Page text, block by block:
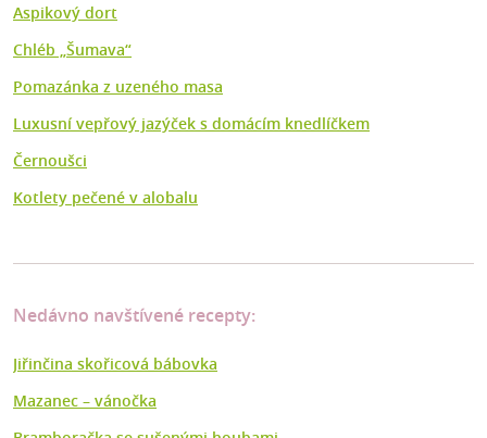
Aspikový dort
Chléb „Šumava“
Pomazánka z uzeného masa
Luxusní vepřový jazýček s domácím knedlíčkem
Černoušci
Kotlety pečené v alobalu
Nedávno navštívené recepty:
Jiřinčina skořicová bábovka
Mazanec –⁠ vánočka